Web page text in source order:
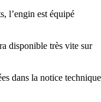
l’engin est équipé
disponible très vite sur
dans la notice technique